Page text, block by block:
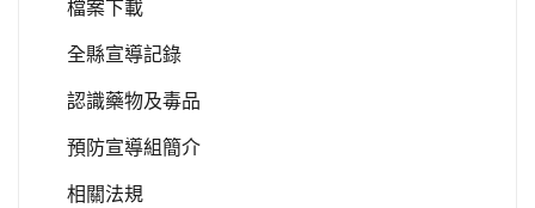
檔案下載
全縣宣導記錄
認識藥物及毒品
預防宣導組簡介
相關法規